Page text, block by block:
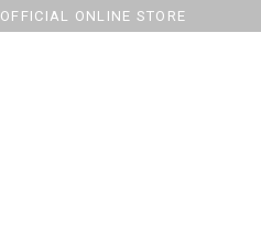
OFFICIAL ONLINE STORE